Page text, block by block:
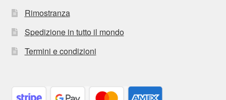
Rimostranza
Spedizione in tutto il mondo
Termini e condizioni